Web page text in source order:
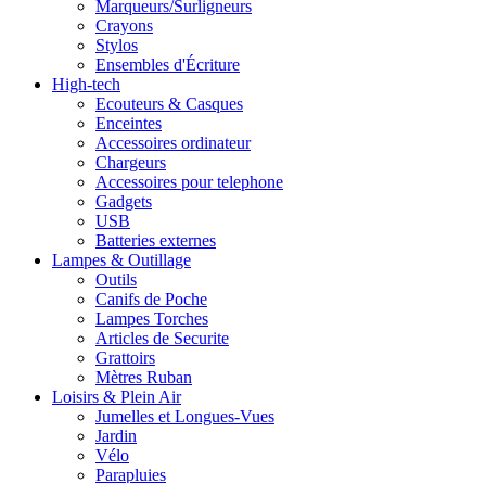
Marqueurs/Surligneurs
Crayons
Stylos
Ensembles d'Écriture
High-tech
Ecouteurs & Casques
Enceintes
Accessoires ordinateur
Chargeurs
Accessoires pour telephone
Gadgets
USB
Batteries externes
Lampes & Outillage
Outils
Canifs de Poche
Lampes Torches
Articles de Securite
Grattoirs
Mètres Ruban
Loisirs & Plein Air
Jumelles et Longues-Vues
Jardin
Vélo
Parapluies